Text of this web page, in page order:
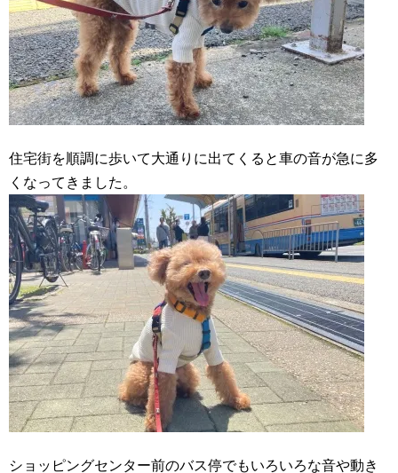
住宅街を順調に歩いて大通りに出てくると車の音が急に多
くなってきました。
ショッピングセンター前のバス停でもいろいろな音や動き